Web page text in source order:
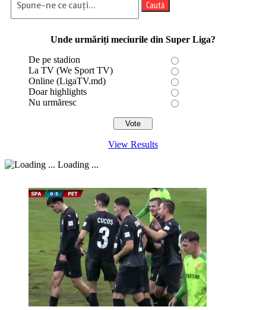
Caută
Unde urmăriți meciurile din Super Liga?
De pe stadion
La TV (We Sport TV)
Online (LigaTV.md)
Doar highlights
Nu urmăresc
View Results
Loading ...